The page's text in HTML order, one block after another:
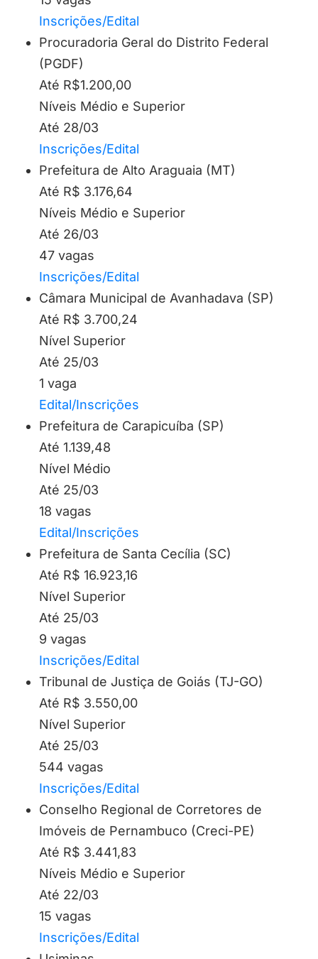
Inscrições/Edital
Procuradoria Geral do Distrito Federal
(PGDF)
Até R$1.200,00
Níveis Médio e Superior
Até 28/03
Inscrições/Edital
Prefeitura de Alto Araguaia (MT)
Até R$ 3.176,64
Níveis Médio e Superior
Até 26/03
47 vagas
Inscrições/Edital
Câmara Municipal de Avanhadava (SP)
Até R$ 3.700,24
Nível Superior
Até 25/03
1 vaga
Edital/Inscrições
Prefeitura de Carapicuíba (SP)
Até 1.139,48
Nível Médio
Até 25/03
18 vagas
Edital/Inscrições
Prefeitura de Santa Cecília (SC)
Até R$ 16.923,16
Nível Superior
Até 25/03
9 vagas
Inscrições/Edital
Tribunal de Justiça de Goiás (TJ-GO)
Até R$ 3.550,00
Nível Superior
Até 25/03
544 vagas
Inscrições/Edital
Conselho Regional de Corretores de
Imóveis de Pernambuco (Creci-PE)
Até R$ 3.441,83
Níveis Médio e Superior
Até 22/03
15 vagas
Inscrições/Edital